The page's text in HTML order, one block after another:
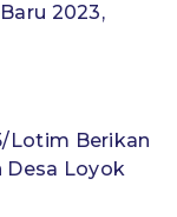
2023,
Lotim Berikan
Desa Loyok